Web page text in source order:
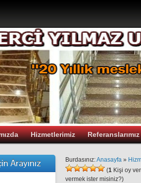
Hizmetlerimiz Referanslarımız
Arayınız Burdasınız:Anasayfa »
(1 Kişi oy
vermek ister misiniz?)